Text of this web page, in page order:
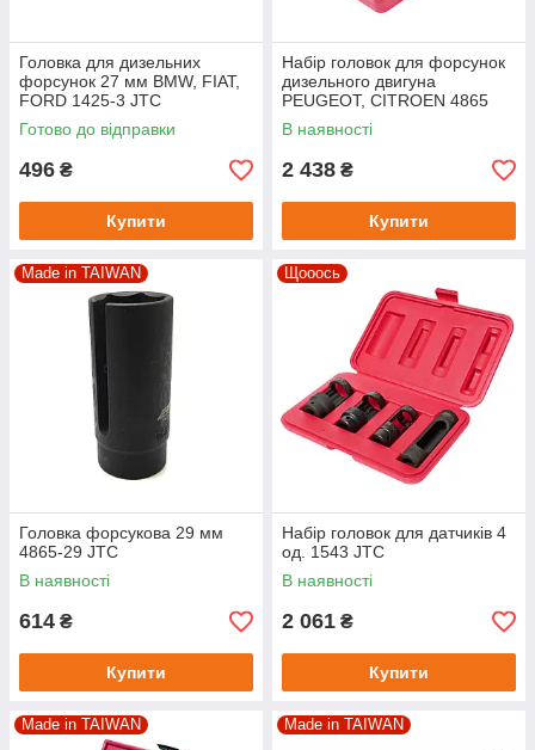
Головка для дизельних
форсунок 27 мм BMW, FIAT,
FORD 1425-3 JTC
Готово до відправки
496 ₴
Купити
Набір головок для форсунок
дизельного двигуна
PEUGEOT, CITROEN 4865
JTC
В наявності
2 438 ₴
Купити
Made in TAIWAN
Головка форсукова 29 мм
4865-29 JTC
В наявності
614 ₴
Купити
Щооось
Набір головок для датчиків 4
од. 1543 JTC
В наявності
2 061 ₴
Купити
Made in TAIWAN Made in TAIWAN